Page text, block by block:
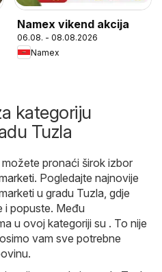
Namex vikend akcija
06.08. - 08.08.2026
Namex
kategoriju
Tuzla
možete pronaći širok izbor
. Pogledajte najnovije
u gradu Tuzla, gdje
i popuste. Među
u ovoj kategoriji su . To nije
vam sve potrebne